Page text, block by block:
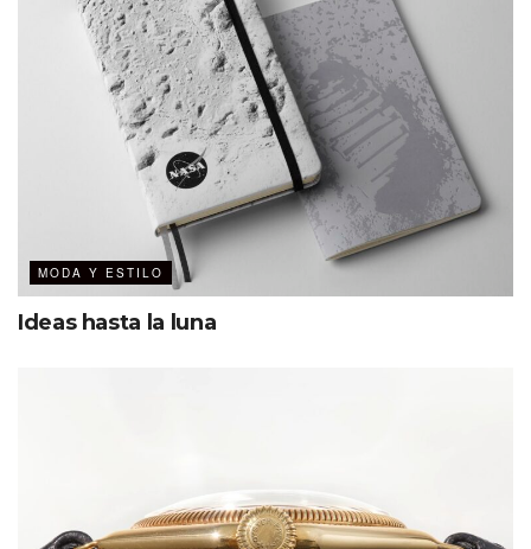
MODA Y ESTILO
Ideas hasta la luna